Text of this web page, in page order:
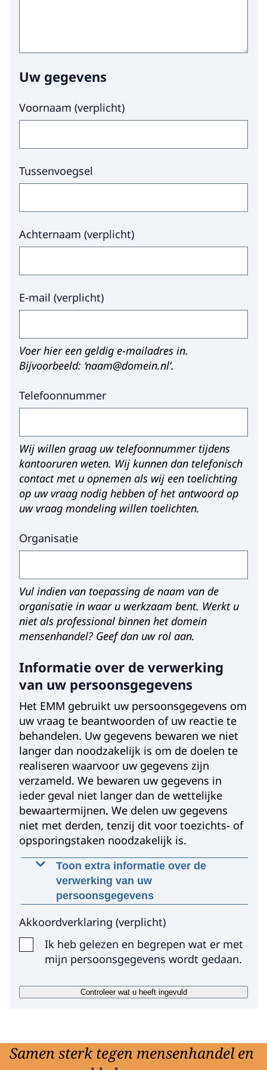
Ik ben slachtoffer van mensenhandel. Wat
Melding doen van mensensmokkel
Uw gegevens
Voornaam (verplicht)
Tussenvoegsel
Achternaam (verplicht)
E-mail (verplicht)
Voer hier een geldig e-mailadres in.
Bijvoorbeeld: ‘naam@domein.nl’.
Telefoonnummer
Wij willen graag uw telefoonnummer tijdens
kantooruren weten. Wij kunnen dan telefonisch
contact met u opnemen als wij een toelichting
op uw vraag nodig hebben of het antwoord op
uw vraag mondeling willen toelichten.
Organisatie
Vul indien van toepassing de naam van de
organisatie in waar u werkzaam bent. Werkt u
niet als professional binnen het domein
mensenhandel? Geef dan uw rol aan.
Informatie over de verwerking
van uw persoonsgegevens
Het EMM gebruikt uw persoonsgegevens om
uw vraag te beantwoorden of uw reactie te
behandelen. Uw gegevens bewaren we niet
langer dan noodzakelijk is om de doelen te
realiseren waarvoor uw gegevens zijn
verzameld. We bewaren uw gegevens in
ieder geval niet langer dan de wettelijke
bewaartermijnen. We delen uw gegevens
niet met derden, tenzij dit voor toezichts- of
opsporingstaken noodzakelijk is.
Toon extra informatie over de
verwerking van uw
persoonsgegevens
gevraagd?
Het EMM gebruikt uw gegevens omdat dit
noodzakelijk is om uw vraag te
behandelen.
Het EMM gebruikt uw gegevens om uw
Akkoordverklaring (verplicht)
Ik heb gelezen en begrepen wat er met
mijn persoonsgegevens wordt gedaan.
Controleer wat u heeft ingevuld
Samen sterk tegen mensenhandel en